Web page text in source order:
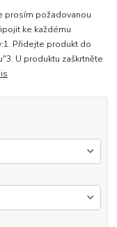
prosím požadovanou
ke každému
Přidejte produkt do
U produktu zaškrtněte